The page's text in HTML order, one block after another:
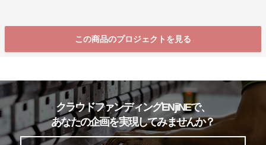
この商品のプロジェクトを見る
クラウドファンディングENjiNEで、
あなたの企画を実現してみませんか？